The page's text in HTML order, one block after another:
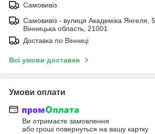
Самовивіз
Самовивіз - вулиця Академіка Янгеля,
Вінницька область, 21001
Доставка по Вінниці
Всі умови доставки
Умови оплати
Ви отримаєте замовлення
або гроші повернуться на вашу картку